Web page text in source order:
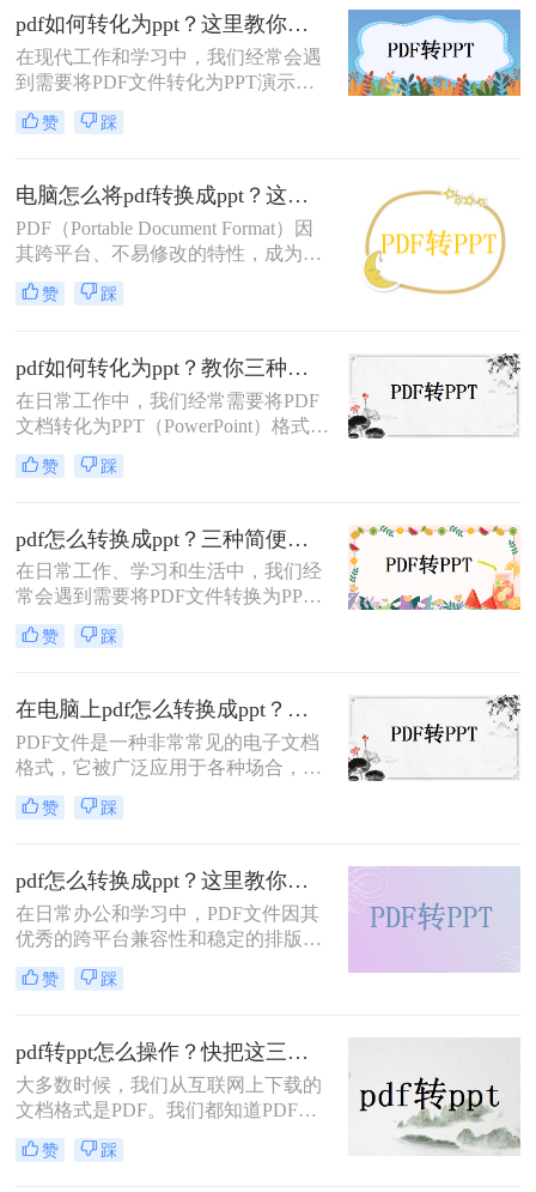
文将介绍几种常见的PDF转PPT的方
法，并推荐一些实用的转换工具，帮
助您轻松完成这一任务。
pdf如何转化为ppt？这里教你这三种方法！
在现代工作和学习中，我们经常会遇
到需要将PDF文件转化为PPT演示文
稿的情况。PDF格式的文件在保留文
档格式和内容稳定性方面有着独特的
和演示内容。因此，掌握pdf如何转化
为ppt对于提高工作效率和分享文档内
容至关重要。
赞 踩
电脑怎么将pdf转换成ppt？这三个方法你一定需要！
PDF（Portable Document Format）因
其跨平台、不易修改的特性，成为了
广泛使用的文件格式。然而，在某些
情况下，我们可能希望将PDF内容转
行演示或编辑。本文将详细介绍电脑
怎么将pdf转换成ppt。
赞 踩
pdf如何转化为ppt？教你三种超简单方法！
在日常工作中，我们经常需要将PDF
文档转化为PPT（PowerPoint）格式以
便于演示或讲解。尽管PDF格式以其
高度的可移植性和阅读稳定性著称，
式往往更为方便。那么PDF如何转化
为PPT呢？本文将详细介绍几种将
PDF转化为PPT的方法，帮助读者轻
松完成这一转换过程。
赞 踩
pdf怎么转换成ppt？三种简便有效的方法分享
在日常工作、学习和生活中，我们经
常会遇到需要将PDF文件转换为PPT
文件的情况。PDF文件适合用于保存
和传递文档，但在展示和演示方面，
换成ppt呢？接下来，我将向大家介绍
三种简便有效的方法，帮助你快速完
成这一转换过程。
赞 踩
在电脑上pdf怎么转换成ppt？来试试这三个方法！
PDF文件是一种非常常见的电子文档
格式，它被广泛应用于各种场合，包
括商业、教育和个人使用。而PPT文
件则是一种用于演示和展示的文件格
合。如果你有一个PDF文件，想要将
其转换为PPT文件，以便更好地展示
和演示内容，那么你来对地方了。在
本文中，我将教给你在电脑上pdf怎么
转换成ppt的方法。
赞 踩
pdf怎么转换成ppt？这里教你这二种方法！
在日常办公和学习中，PDF文件因其
优秀的跨平台兼容性和稳定的排版效
果而广受欢迎。然而，当需要将这些
PDF文件转换为PPT文件进行演示或
文将为您详细介绍PDF怎么转换成
PPT的几种方法，并附上一些实用的
技巧，帮助您轻松完成这一转换过
程。
赞 踩
pdf转ppt怎么操作？快把这三个方法学起来！
大多数时候，我们从互联网上下载的
文档格式是PDF。我们都知道PDF文
件不容易编辑。如果我们想编辑，我
们必须将其转换为其他格式。PPT文
赞 踩